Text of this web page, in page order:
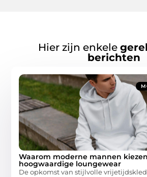
Hier zijn enkele
berichten
Waarom moderne mannen
hoogwaardige loungewear
De opkomst van stijlvolle